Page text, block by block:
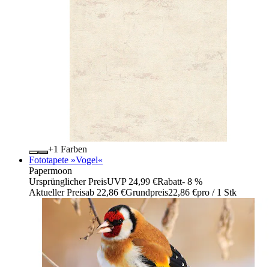
+
Farben
Fototapete »Vogel«
Papermoon
Ursprünglicher PreisUVP 24,99 €Rabatt- 8 %
Aktueller Preisab 22,86 €Grundpreis22,86 €pro / 1 Stk